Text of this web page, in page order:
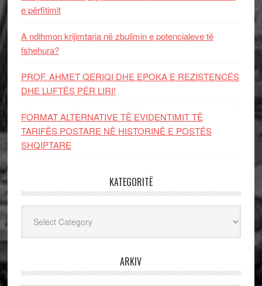
e përfitimit
A ndihmon krijimtaria në zbulimin e potencialeve të
fshehura?
PROF. AHMET QERIQI DHE EPOKA E REZISTENCЁS
DHE LUFTЁS PЁR LIRI!
FORMAT ALTERNATIVE TË EVIDENTIMIT TË
TARIFËS POSTARE NË HISTORINË E POSTËS
SHQIPTARE
KATEGORITË
ARKIV